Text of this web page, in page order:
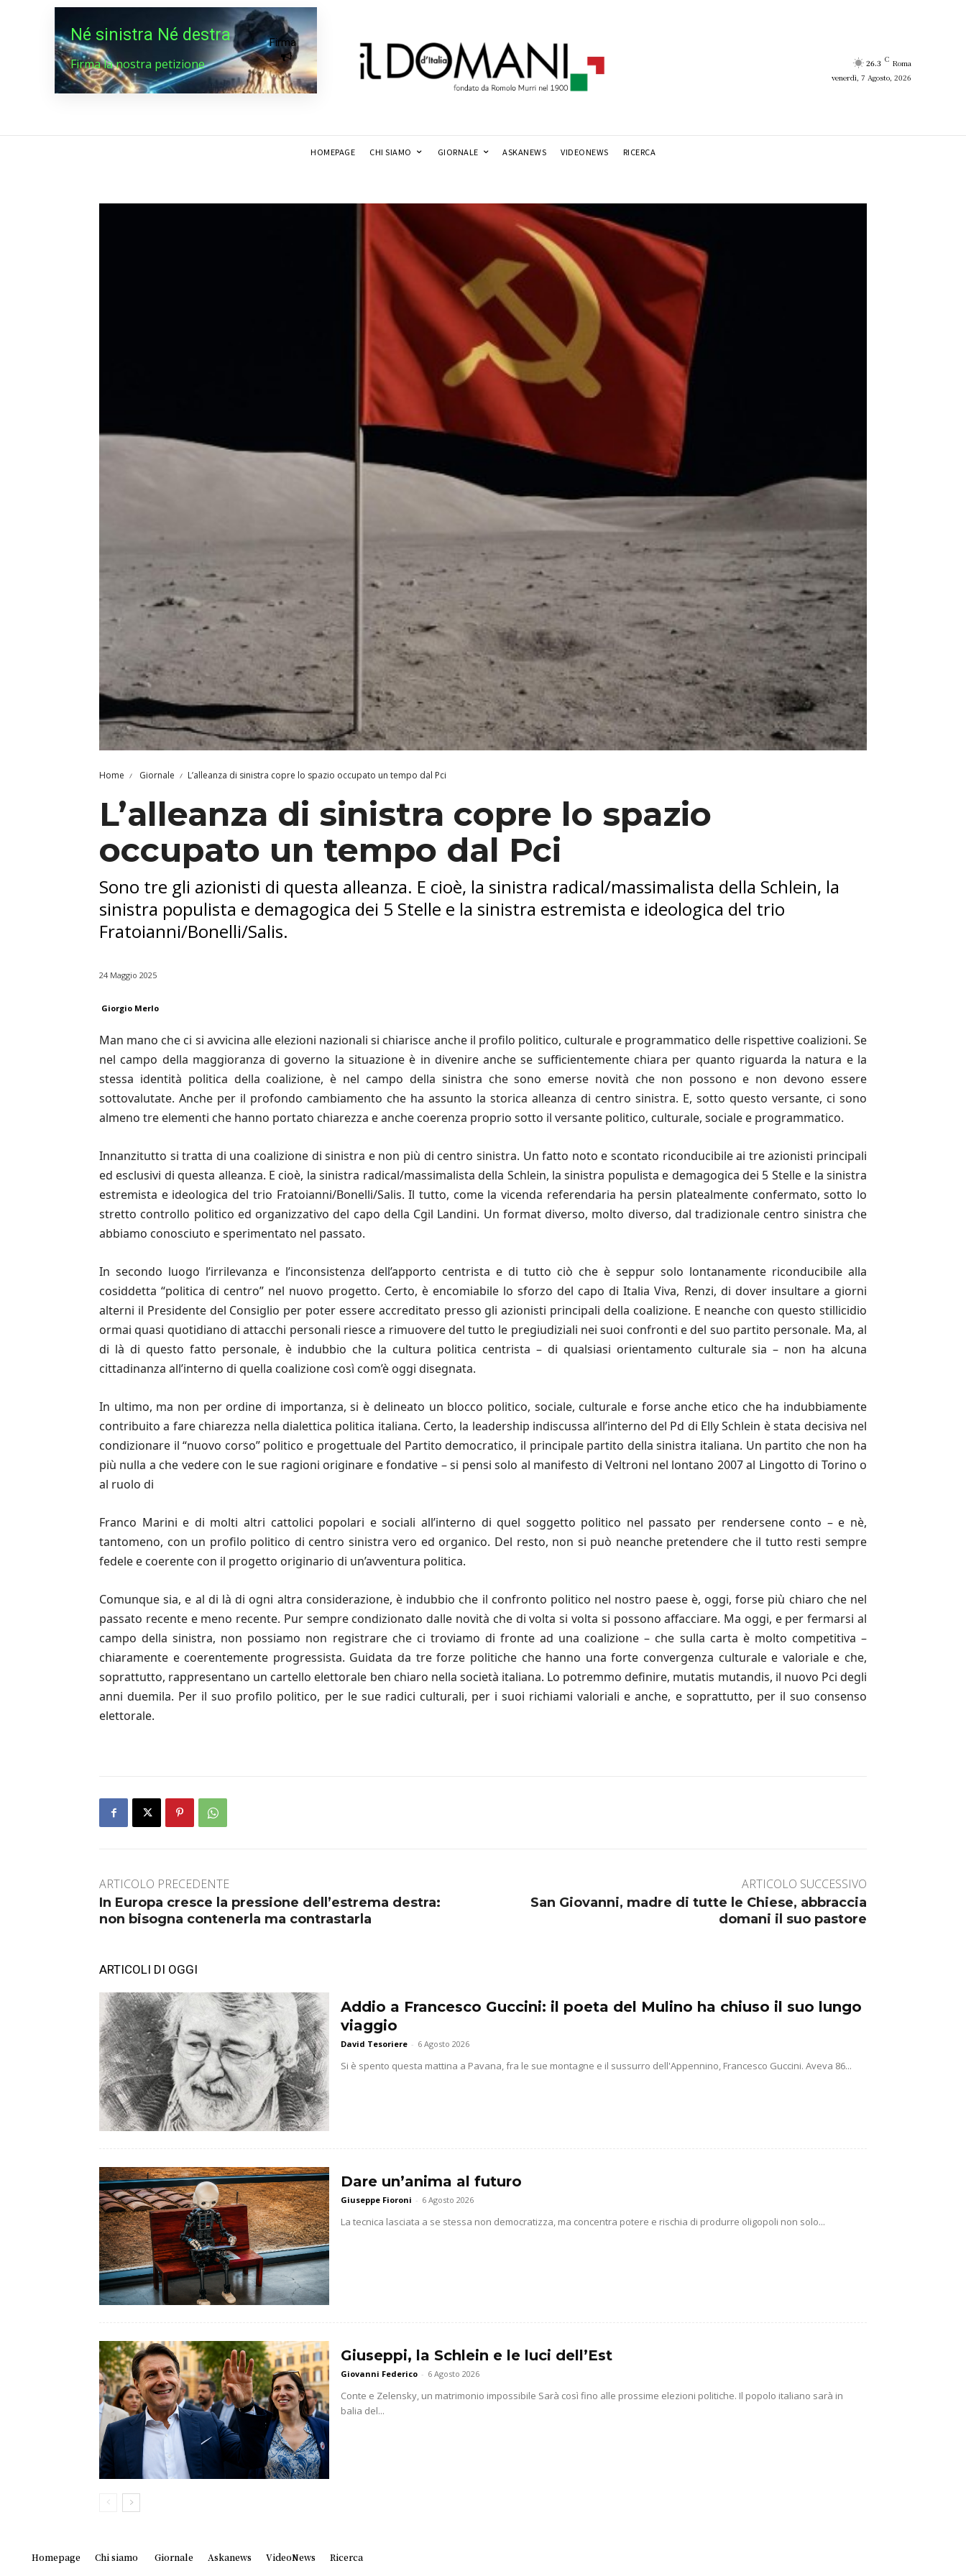
Né sinistra Né destra
Firma la nostra petizione
Firma
26.3 C Roma
venerdì, 7 Agosto, 2026
HOMEPAGE CHI SIAMO GIORNALE ASKANEWS VIDEONEWS RICERCA
Home Giornale L’alleanza di sinistra copre lo spazio occupato un tempo dal Pci
L’alleanza di sinistra copre lo spazio
occupato un tempo dal Pci
Sono tre gli azionisti di questa alleanza. E cioè, la sinistra radical/massimalista della Schlein, la
sinistra populista e demagogica dei 5 Stelle e la sinistra estremista e ideologica del trio
Fratoianni/Bonelli/Salis.
24 Maggio 2025
Giorgio Merlo
Man mano che ci si avvicina alle elezioni nazionali si chiarisce anche il profilo politico, culturale e programmatico delle rispettive coalizioni. Se
nel campo della maggioranza di governo la situazione è in divenire anche se suﬃcientemente chiara per quanto riguarda la natura e la
stessa identità politica della coalizione, è nel campo della sinistra che sono emerse novità che non possono e non devono essere
sottovalutate. Anche per il profondo cambiamento che ha assunto la storica alleanza di centro sinistra. E, sotto questo versante, ci sono
almeno tre elementi che hanno portato chiarezza e anche coerenza proprio sotto il versante politico, culturale, sociale e programmatico.
Innanzitutto si tratta di una coalizione di sinistra e non più di centro sinistra. Un fatto noto e scontato riconducibile ai tre azionisti principali
ed esclusivi di questa alleanza. E cioè, la sinistra radical/massimalista della Schlein, la sinistra populista e demagogica dei 5 Stelle e la sinistra
estremista e ideologica del trio Fratoianni/Bonelli/Salis. Il tutto, come la vicenda referendaria ha persin platealmente confermato, sotto lo
stretto controllo politico ed organizzativo del capo della Cgil Landini. Un format diverso, molto diverso, dal tradizionale centro sinistra che
abbiamo conosciuto e sperimentato nel passato.
In secondo luogo l’irrilevanza e l’inconsistenza dell’apporto centrista e di tutto ciò che è seppur solo lontanamente riconducibile alla
cosiddetta “politica di centro” nel nuovo progetto. Certo, è encomiabile lo sforzo del capo di Italia Viva, Renzi, di dover insultare a giorni
alterni il Presidente del Consiglio per poter essere accreditato presso gli azionisti principali della coalizione. E neanche con questo stillicidio
ormai quasi quotidiano di attacchi personali riesce a rimuovere del tutto le pregiudiziali nei suoi confronti e del suo partito personale. Ma, al
di là di questo fatto personale, è indubbio che la cultura politica centrista – di qualsiasi orientamento culturale sia – non ha alcuna
cittadinanza all’interno di quella coalizione così com’è oggi disegnata.
In ultimo, ma non per ordine di importanza, si è delineato un blocco politico, sociale, culturale e forse anche etico che ha indubbiamente
contribuito a fare chiarezza nella dialettica politica italiana. Certo, la leadership indiscussa all’interno del Pd di Elly Schlein è stata decisiva nel
condizionare il “nuovo corso” politico e progettuale del Partito democratico, il principale partito della sinistra italiana. Un partito che non ha
più nulla a che vedere con le sue ragioni originare e fondative – si pensi solo al manifesto di Veltroni nel lontano 2007 al Lingotto di Torino o
al ruolo di
Franco Marini e di molti altri cattolici popolari e sociali all’interno di quel soggetto politico nel passato per rendersene conto – e nè,
tantomeno, con un profilo politico di centro sinistra vero ed organico. Del resto, non si può neanche pretendere che il tutto resti sempre
fedele e coerente con il progetto originario di un’avventura politica.
Comunque sia, e al di là di ogni altra considerazione, è indubbio che il confronto politico nel nostro paese è, oggi, forse più chiaro che nel
passato recente e meno recente. Pur sempre condizionato dalle novità che di volta si volta si possono aﬀacciare. Ma oggi, e per fermarsi al
campo della sinistra, non possiamo non registrare che ci troviamo di fronte ad una coalizione – che sulla carta è molto competitiva –
chiaramente e coerentemente progressista. Guidata da tre forze politiche che hanno una forte convergenza culturale e valoriale e che,
soprattutto, rappresentano un cartello elettorale ben chiaro nella società italiana. Lo potremmo definire, mutatis mutandis, il nuovo Pci degli
anni duemila. Per il suo profilo politico, per le sue radici culturali, per i suoi richiami valoriali e anche, e soprattutto, per il suo consenso
elettorale.
ARTICOLO PRECEDENTE
In Europa cresce la pressione dell’estrema destra:
non bisogna contenerla ma contrastarla
ARTICOLO SUCCESSIVO
San Giovanni, madre di tutte le Chiese, abbraccia
domani il suo pastore
ARTICOLI DI OGGI
Addio a Francesco Guccini: il poeta del Mulino ha chiuso il suo lungo
viaggio
David Tesoriere - 6 Agosto 2026
Si è spento questa mattina a Pavana, fra le sue montagne e il sussurro dell'Appennino, Francesco Guccini. Aveva 86...
Dare un’anima al futuro
Giuseppe Fioroni - 6 Agosto 2026
La tecnica lasciata a se stessa non democratizza, ma concentra potere e rischia di produrre oligopoli non solo...
Giuseppi, la Schlein e le luci dell’Est
Giovanni Federico - 6 Agosto 2026
Conte e Zelensky, un matrimonio impossibile Sarà così fino alle prossime elezioni politiche. Il popolo italiano sarà in
balia del...
Homepage Chi siamo Giornale Askanews VideoNews Ricerca